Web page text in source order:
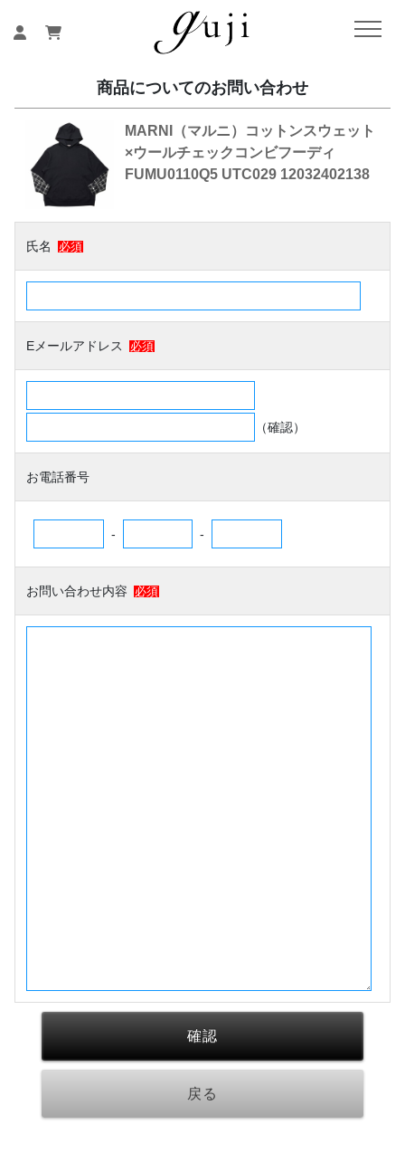
商品についてのお問い合わせ
MARNI（マルニ）コットンスウェット
×ウールチェックコンビフーディ
FUMU0110Q5 UTC029 12032402138
氏名 必須
Eメールアドレス 必須
（確認）
お電話番号
- -
お問い合わせ内容 必須